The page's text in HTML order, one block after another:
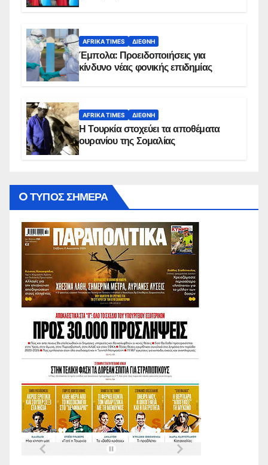
AFRIKA TIMES ΔΙΕΘΝΉ
Έμπολα: Προειδοποιήσεις για
κίνδυνο νέας φονικής επιδημίας
AFRIKA TIMES ΔΙΕΘΝΉ
Η Τουρκία στοχεύει τα αποθέματα
ουρανίου της Σομαλίας
O ΤΥΠΟΣ ΣΗΜΕΡΑ